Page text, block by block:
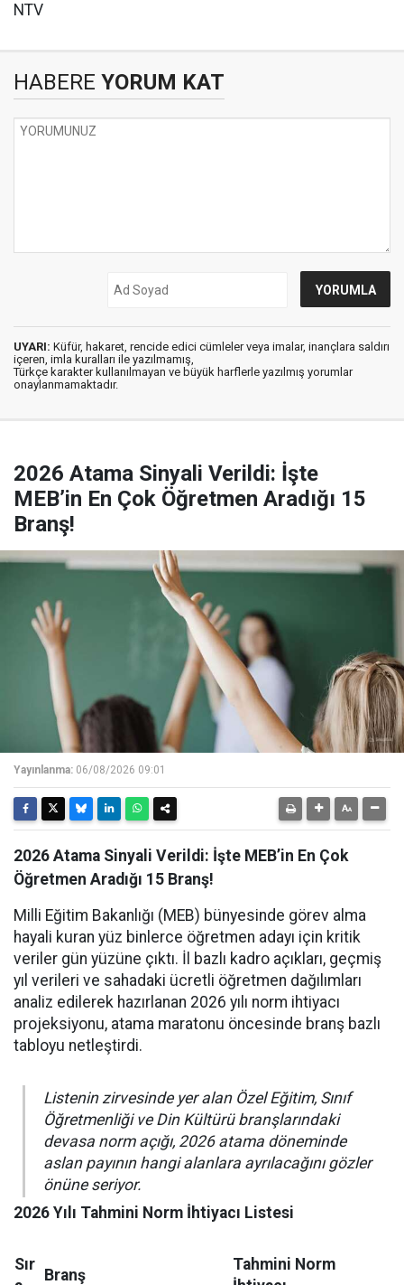
NTV
HABERE YORUM KAT
UYARI: Küfür, hakaret, rencide edici cümleler veya imalar, inançlara saldırı
içeren, imla kuralları ile yazılmamış,
Türkçe karakter kullanılmayan ve büyük harflerle yazılmış yorumlar
onaylanmamaktadır.
2026 Atama Sinyali Verildi: İşte
MEB’in En Çok Öğretmen Aradığı 15
Branş!
Yayınlanma: 06/08/2026 09:01
2026 Atama Sinyali Verildi: İşte MEB’in En Çok
Öğretmen Aradığı 15 Branş!
Milli Eğitim Bakanlığı (MEB) bünyesinde görev alma
hayali kuran yüz binlerce öğretmen adayı için kritik
veriler gün yüzüne çıktı. İl bazlı kadro açıkları, geçmiş
yıl verileri ve sahadaki ücretli öğretmen dağılımları
analiz edilerek hazırlanan 2026 yılı norm ihtiyacı
projeksiyonu, atama maratonu öncesinde branş bazlı
tabloyu netleştirdi.
Listenin zirvesinde yer alan Özel Eğitim, Sınıf
Öğretmenliği ve Din Kültürü branşlarındaki
devasa norm açığı, 2026 atama döneminde
aslan payının hangi alanlara ayrılacağını gözler
önüne seriyor.
2026 Yılı Tahmini Norm İhtiyacı Listesi
Sır
Branş
Tahmini Norm